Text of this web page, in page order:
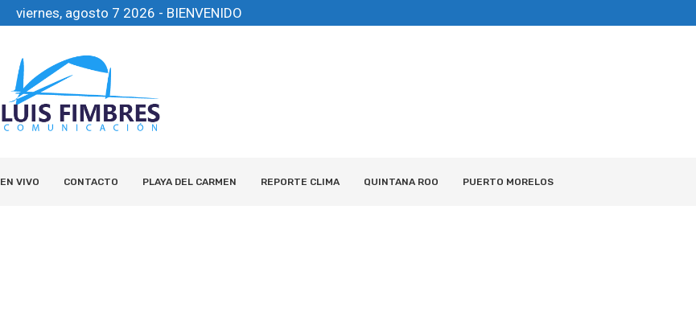
viernes, agosto 7 2026 - BIENVENIDO
EN VIVO CONTACTO PLAYA DEL CARMEN REPORTE CLIMA QUINTANA ROO PUERTO MORELOS